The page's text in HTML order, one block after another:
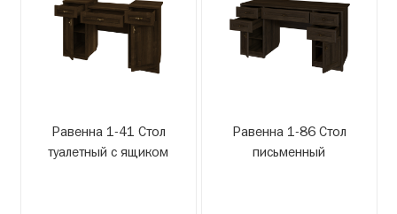
Равенна 1-41 Стол
туалетный с ящиком
Равенна 1-86 Стол
письменный